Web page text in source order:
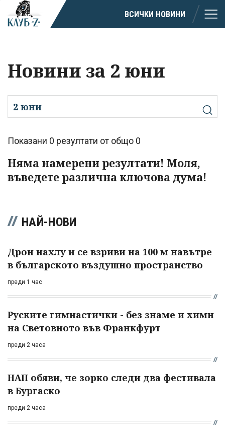
ВСИЧКИ НОВИНИ
Новини за 2 юни
Показани 0 резултати от общо 0
Няма намерени резултати! Моля,
въведете различна ключова дума!
НАЙ-НОВИ
Дрон нахлу и се взриви на 100 м навътре
в българското въздушно пространство
преди 1 час
Руските гимнастички - без знаме и химн
на Световното във Франкфурт
преди 2 часа
НАП обяви, че зорко следи два фестивала
в Бургаско
преди 2 часа